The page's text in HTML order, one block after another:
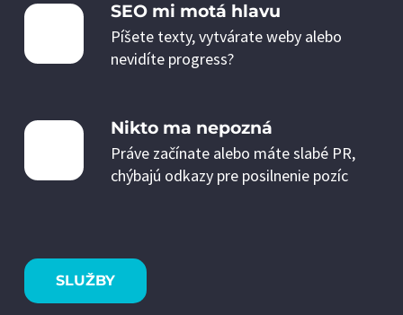
SEO mi motá hlavu
Píšete texty, vytvárate weby alebo
nevidíte progress?
Nikto ma nepozná
Práve začínate alebo máte slabé PR,
chýbajú odkazy pre posilnenie pozíc
SLUŽBY